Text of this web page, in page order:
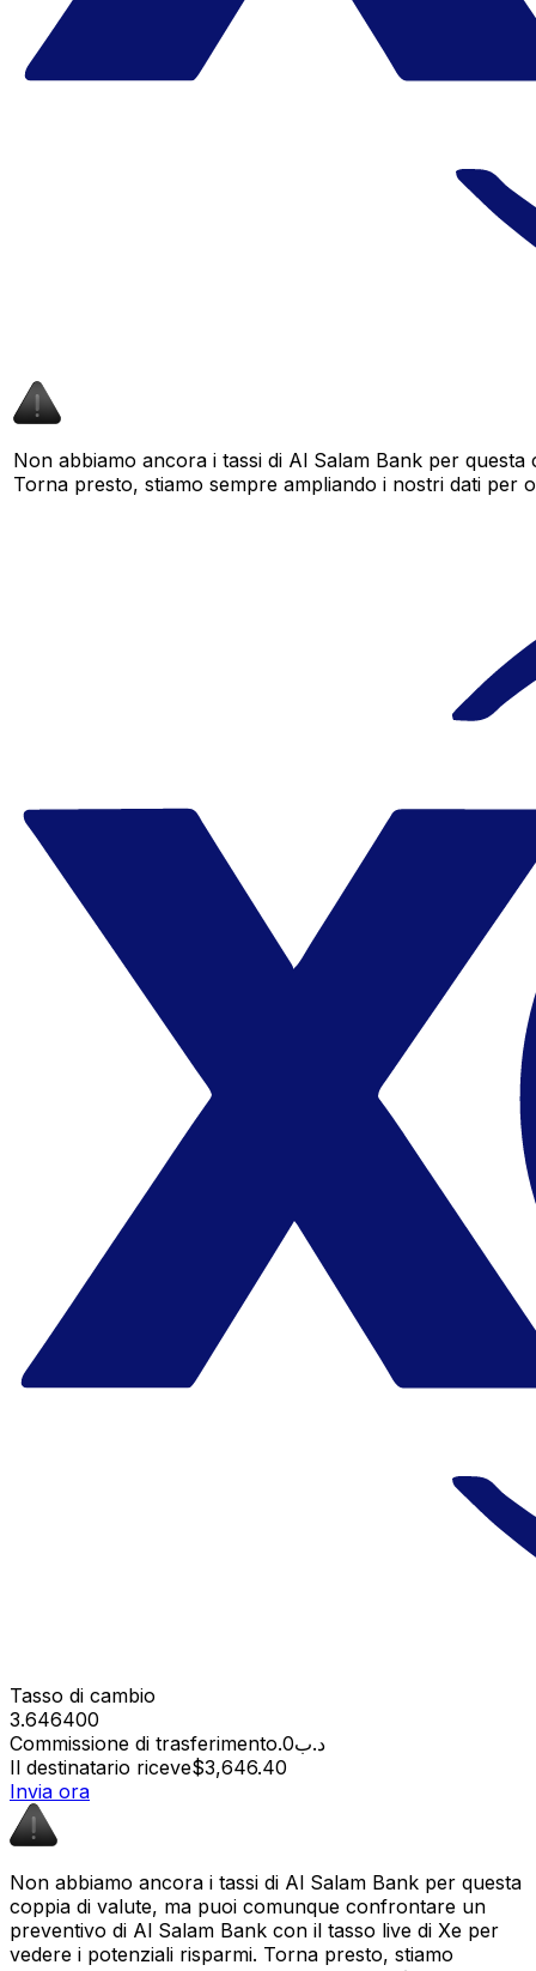
Non abbiamo ancora i tassi di Al Salam Bank per
Torna presto, stiamo sempre ampliando i nostri dati per
Tasso di cambio
3.646400
Commissione di trasferimento
.د.ب0
Il destinatario riceve$3,646.40
Invia ora
Non abbiamo ancora i tassi di Al Salam Bank per questa
coppia di valute, ma puoi comunque confrontare un
preventivo di Al Salam Bank con il tasso live di Xe per
vedere i potenziali risparmi. Torna presto, stiamo